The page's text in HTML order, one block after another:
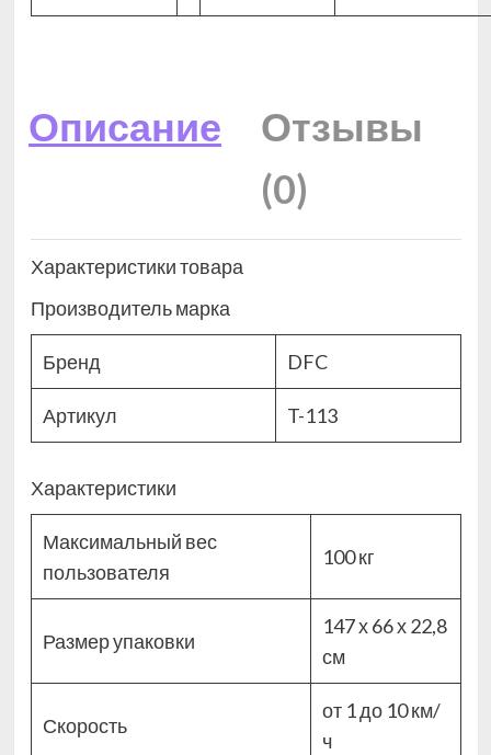
Описание
Отзывы
(0)
Характеристики товара
Производитель марка
Бренд DFC
Артикул T-113
Характеристики
Максимальный вес
пользователя
100 кг
Размер упаковки
147 х 66 х 22,8
см
Скорость
от 1 до 10 км/
ч